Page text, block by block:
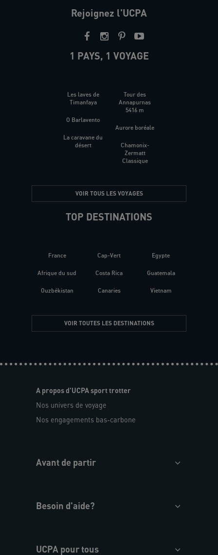
Rejoignez l'UCPA
1 PAYS, 1 VOYAGE
Les laves de
Timanfaya
O Barlavento
La caravane du
désert
Tour des
Annapurnas
5416 m
Aurore boréale
Chamonix-
Zermatt
Classique
VOIR TOUS LES VOYAGES
TOP DESTINATIONS
France
Afrique du sud
Ouzbékistan
Cap-Vert
Costa Rica
Canaries
Egypte
Guatemala
Vietnam
VOIR TOUTES LES DESTINATIONS
A propos d'UCPA sport trotter
Nos univers de voyage
Nos engagements bas-carbone
Avant de partir
Besoin d'aide?
UCPA pour tous